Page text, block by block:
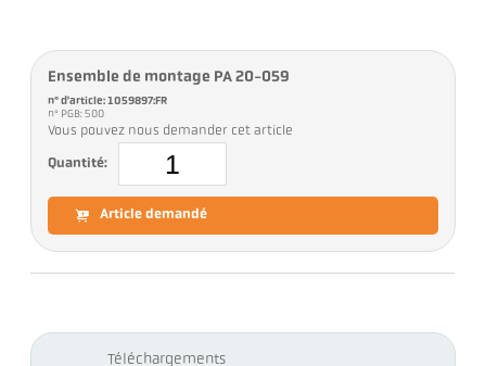
Ensemble de montage PA 20-059
n° d'article: 1059897:FR
n° PGB: 500
Vous pouvez nous demander cet article
Quantité:
Article demandé
Téléchargements